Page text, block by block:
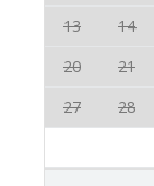
13
14
20
21
27
28